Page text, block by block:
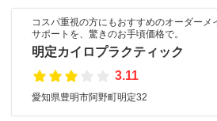
コスパ重視の方にもおすすめのオーダーメ
サポートを、驚きのお手頃価格で。
明定カイロプラクティック
3.11
愛知県豊明市阿野町明定32